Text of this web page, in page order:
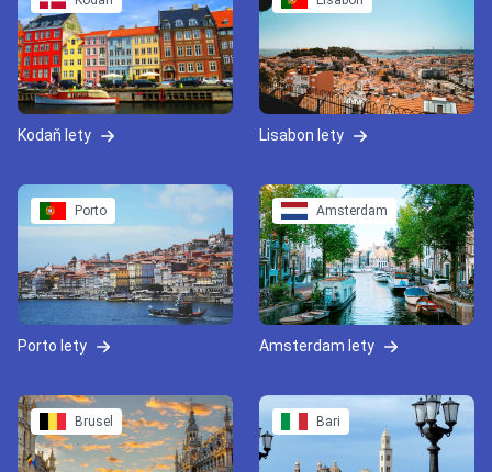
Kodaň lety Lisabon lety
Porto
Porto lety
Amsterdam
Amsterdam lety
Brusel Bari